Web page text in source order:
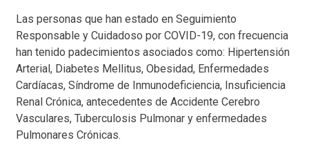
Las personas que han estado en Seguimiento
Responsable y Cuidadoso por COVID-19, con frecuencia
han tenido padecimientos asociados como: Hipertensión
Arterial, Diabetes Mellitus, Obesidad, Enfermedades
Cardíacas, Síndrome de Inmunodeficiencia, Insuficiencia
Renal Crónica, antecedentes de Accidente Cerebro
Vasculares, Tuberculosis Pulmonar y enfermedades
Pulmonares Crónicas.